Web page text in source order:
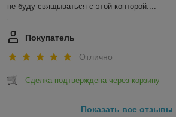
не буду свящываться с этой конторой....
Покупатель
Отлично
Сделка подтверждена через корзину
Показать все отзывы